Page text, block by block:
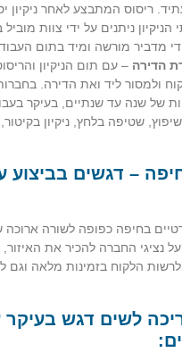
ריסוס המתבצע לאחר ניקיון
ניתנים על ידי צוות מוביל
מדביר מורשה ומיד בתום העבודה.
– עם תום הניקיון והריסוס
ליד ואת הדירה. בחברות
של שנה עד שנתיים, בעיקר
שטיפה בלחץ, ניקיון בקיטור,
– דגשים בביצוע
בחיפה כפופה לשורה ארוכה של
החברה להכיר את האיזור,
הלקוח בזמינות מלאה וגם
לשים דגש בעיקר